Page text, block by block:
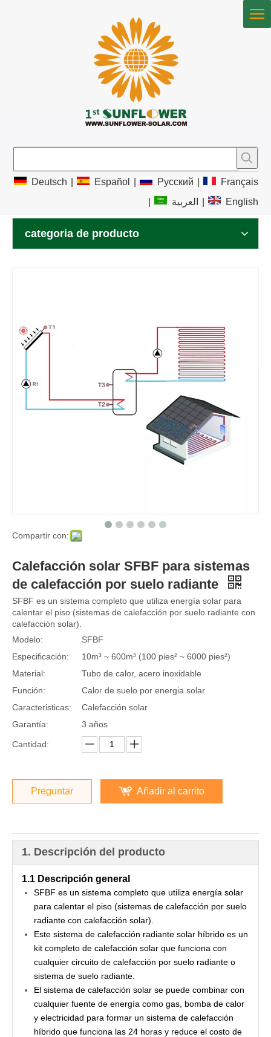
Deutsch Español Pусский
Français
العربية English
categoria de producto
Compartir con:
Calefacción solar SFBF para sistemas
de calefacción por suelo radiante
SFBF es un sistema completo que utiliza energía solar para
calentar el piso (sistemas de calefacción por suelo radiante con
calefacción solar).
Modelo:
SFBF
Especificación:
10m³ ~ 600m³ (100 pies² ~ 6000 pies²)
Material:
Tubo de calor, acero inoxidable
Función:
Calor de suelo por energia solar
Caracteristicas:
Calefacción solar
Garantía:
3 años
Cantidad:
Preguntar Añadir al carrito
1. Descripción del producto
1.1 Descripción general
SFBF es un sistema completo que utiliza energía solar
para calentar el piso (sistemas de calefacción por suelo
radiante con calefacción solar).
Este sistema de calefacción radiante solar híbrido es un
kit completo de calefacción solar que funciona con
cualquier circuito de calefacción por suelo radiante o
sistema de suelo radiante.
El sistema de calefacción solar se puede combinar con
cualquier fuente de energía como gas, bomba de calor
y electricidad para formar un sistema de calefacción
híbrido que funciona las 24 horas y reduce el costo de